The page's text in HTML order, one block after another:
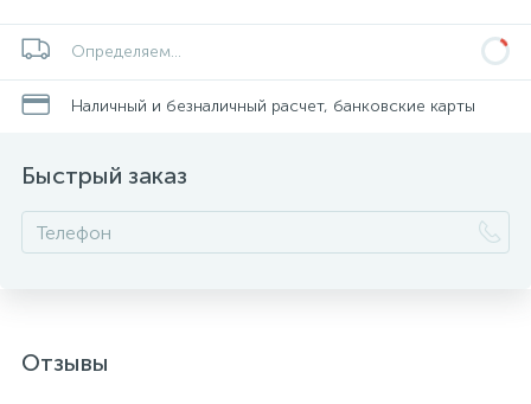
Определяем...
Наличный и безналичный расчет, банковские карты
Быстрый заказ
Отзывы